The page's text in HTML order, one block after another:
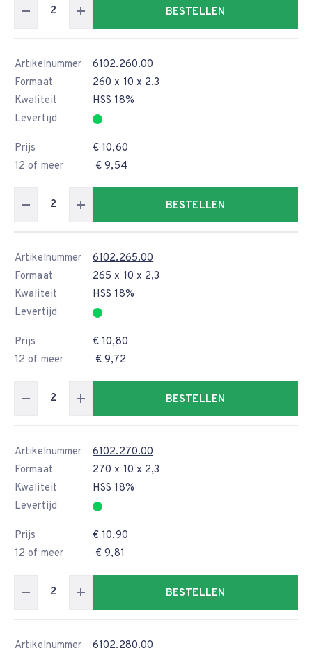
BESTELLEN
Artikelnummer
6102.260.00
Formaat
260 x 10 x 2,3
Kwaliteit
HSS 18%
Levertijd
Prijs
€ 10,60
12 of meer
€ 9,54
BESTELLEN
Artikelnummer
6102.265.00
Formaat
265 x 10 x 2,3
Kwaliteit
HSS 18%
Levertijd
Prijs
€ 10,80
12 of meer
€ 9,72
BESTELLEN
Artikelnummer
6102.270.00
Formaat
270 x 10 x 2,3
Kwaliteit
HSS 18%
Levertijd
Prijs
€ 10,90
12 of meer
€ 9,81
BESTELLEN
Artikelnummer
6102.280.00